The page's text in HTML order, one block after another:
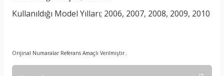
Kullanıldığı Model Yılları; 2006, 2007, 2008, 2009, 2010
Orijinal Numaralar Referans Amaçlı Verilmiştir..